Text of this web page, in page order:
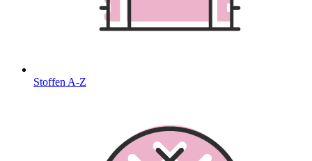
Stoffen A-Z